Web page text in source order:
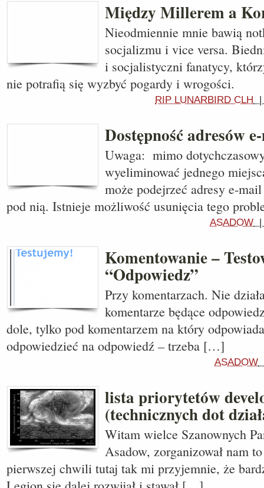
Między Millerem a
Nieodmiennie mnie bawią
socjalizmu i vice versa.
i socjalistyczni fanatycy,
nie potrafią się wyzbyć pogardy i wrogości.
RIP LUNARBIRD CLH
Dostępność adresów
Uwaga: mimo
wyeliminować jednego
może podejrzeć adresy e-
pod nią. Istnieje możliwość usunięcia tego
ASADOW
Komentowanie –
“Odpowiedz”
Przy komentarzach. Nie
komentarze będące
dole, tylko pod komentarzem na który
odpowiedzieć na odpowiedź – trzeba […]
ASADOW
lista priorytetów
(technicznych dot
Witam wielce Szanownych
Asadow, zorganizował nam
pierwszej chwili tutaj tak mi przyjemnie, że